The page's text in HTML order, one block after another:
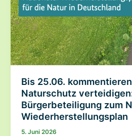
Bis 25.06.
Naturschutz
Bürgerbeteiligung zum
Wiederherstellungsplan
5. Juni 2026